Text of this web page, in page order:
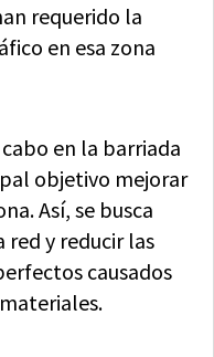
requerido la
en esa zona
en la barriada
objetivo mejorar
Así, se busca
y reducir las
causados